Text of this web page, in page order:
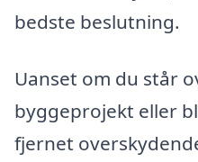
bedste beslutning.
Uanset om du står
byggeprojekt eller
fjernet